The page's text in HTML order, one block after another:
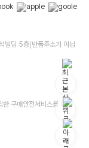
딩 5층(반품주소가 아닙
한 구매안전서비스를 이용